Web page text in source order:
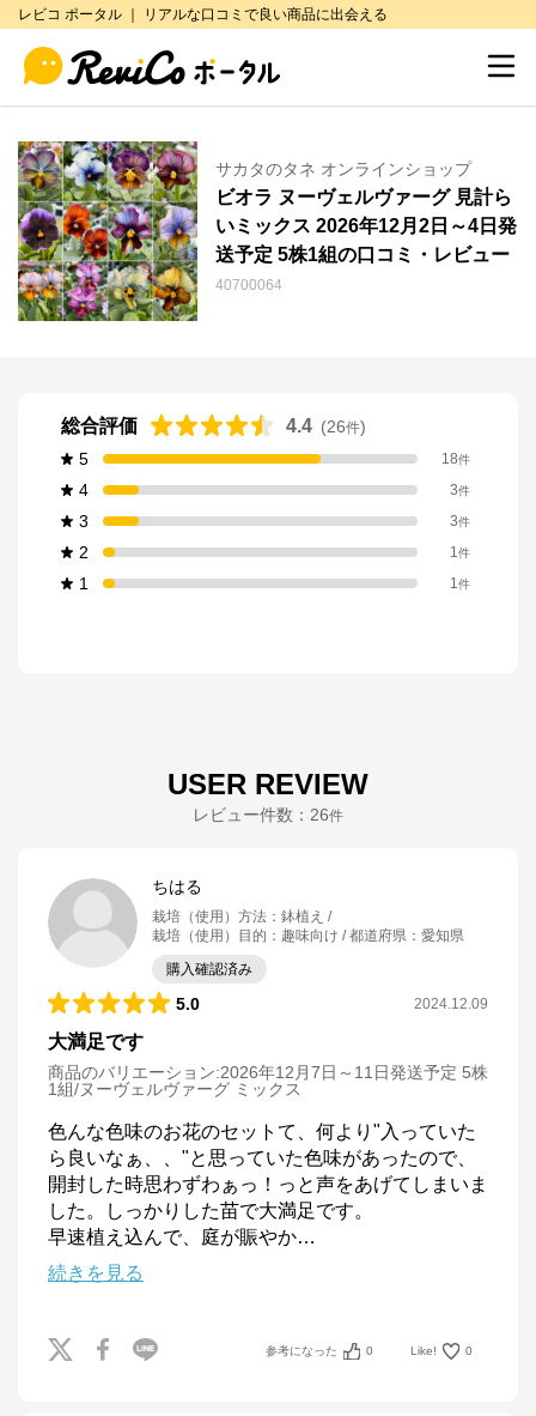
レビコ ポータル ｜ リアルな口コミで良い商品に出会える
サカタのタネ オンラインショップ
ビオラ ヌーヴェルヴァーグ 見計ら
いミックス 2026年12月2日～4日発
送予定 5株1組の口コミ・レビュー
40700064
総合評価 4.4 (26件)
5
18件
4 3件
3 3件
2 1件
1 1件
USER REVIEW
レビュー件数： 26件
ちはる
栽培（使用）方法 ： 鉢植え
栽培（使用）目的 ： 趣味向け 都道府県 ： 愛知県
購入確認済み
5.0 2024.12.09
大満足です
商品のバリエーション:2026年12月7日～11日発送予定 5株
1組/ヌーヴェルヴァーグ ミックス
色んな色味のお花のセットて、何より"入っていた
ら良いなぁ、、"と思っていた色味があったので、
開封した時思わずわぁっ！っと声をあげてしまいま
した。しっかりした苗で大満足です。
早速植え込んで、庭が賑やか…
続きを見る
参考になった 0 Like! 0